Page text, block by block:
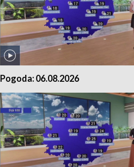
Pogoda: 06.08.2026